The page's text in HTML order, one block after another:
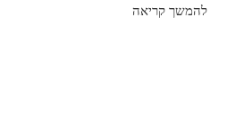
להמשך קריאה